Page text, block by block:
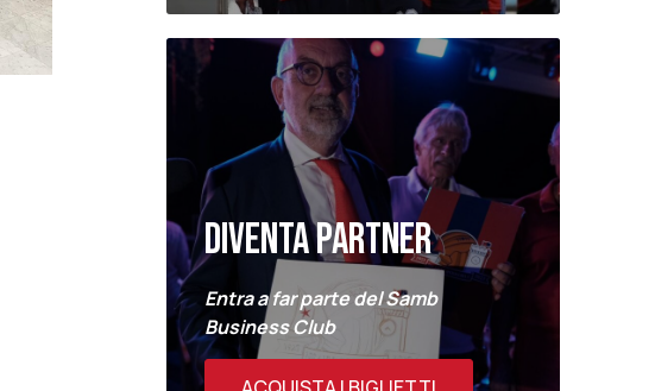
DIVENTA PARTNER
Entra a far parte del Samb
Business Club